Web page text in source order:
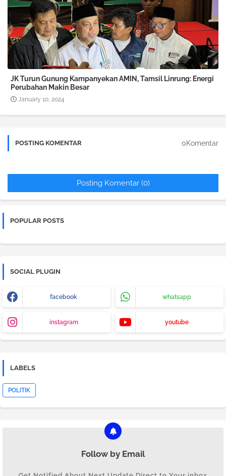
JK Turun Gunung Kampanyekan AMIN, Tamsil Linrung: Energi
Perubahan Makin Besar
January 10, 2024
POSTING KOMENTAR 0Komentar
Posting Komentar (0)
POPULAR POSTS
SOCIAL PLUGIN
facebook whatsapp
instagram youtube
LABELS
POLITIK
Follow by Email